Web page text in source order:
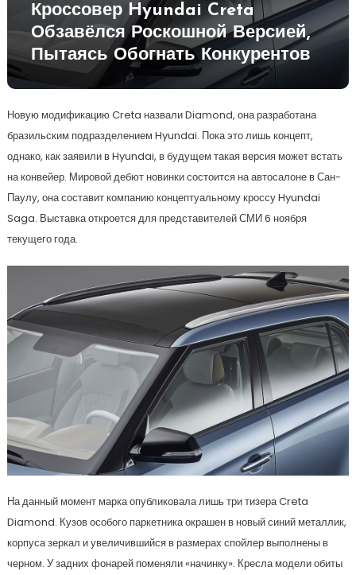
Кроссовер Hyundai Creta
Обзавёлся Роскошной Версией,
Пытаясь Обогнать Конкурентов
Новую модификацию Creta назвали Diamond, она разработана
бразильским подразделением Hyundai. Пока это лишь концепт,
однако, как заявили в Hyundai, в будущем такая версия может встать
на конвейер. Мировой дебют новинки состоится на автосалоне в Сан-
Паулу, она составит компанию концептуальному кроссу Hyundai
Saga. Выставка откроется для представителей СМИ 6 ноября
текущего года.
На данный момент марка опубликовала лишь три тизера Creta
Diamond. Кузов особого паркетника окрашен в новый синий металлик,
корпуса зеркал и увеличившийся в размерах спойлер выполнены в
черном. У задних фонарей поменяли «начинку». Кресла модели обиты